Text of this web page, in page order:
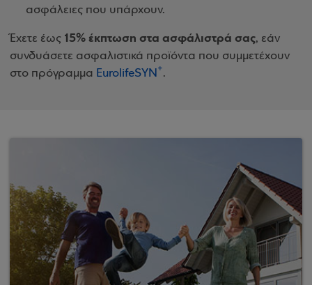
ασφάλειες που υπάρχουν.
Έχετε έως 15% έκπτωση στα ασφάλιστρά σας, εάν
συνδυάσετε ασφαλιστικά προϊόντα που συμμετέχουν
στο πρόγραμμα EurolifeSYN+.